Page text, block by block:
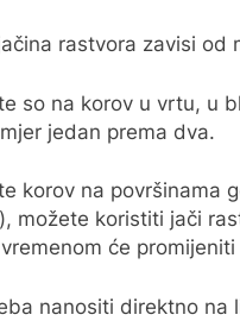
rastvora zavisi od
so na korov u vrtu, u
jedan prema dva.
korov na površinama
možete koristiti jači
će
nanositi direktno na